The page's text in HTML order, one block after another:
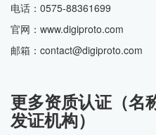
电话：0575-88361699
官网：www.digiproto.com
邮箱：contact@digiproto.com
更多资质认证（名
发证机构）